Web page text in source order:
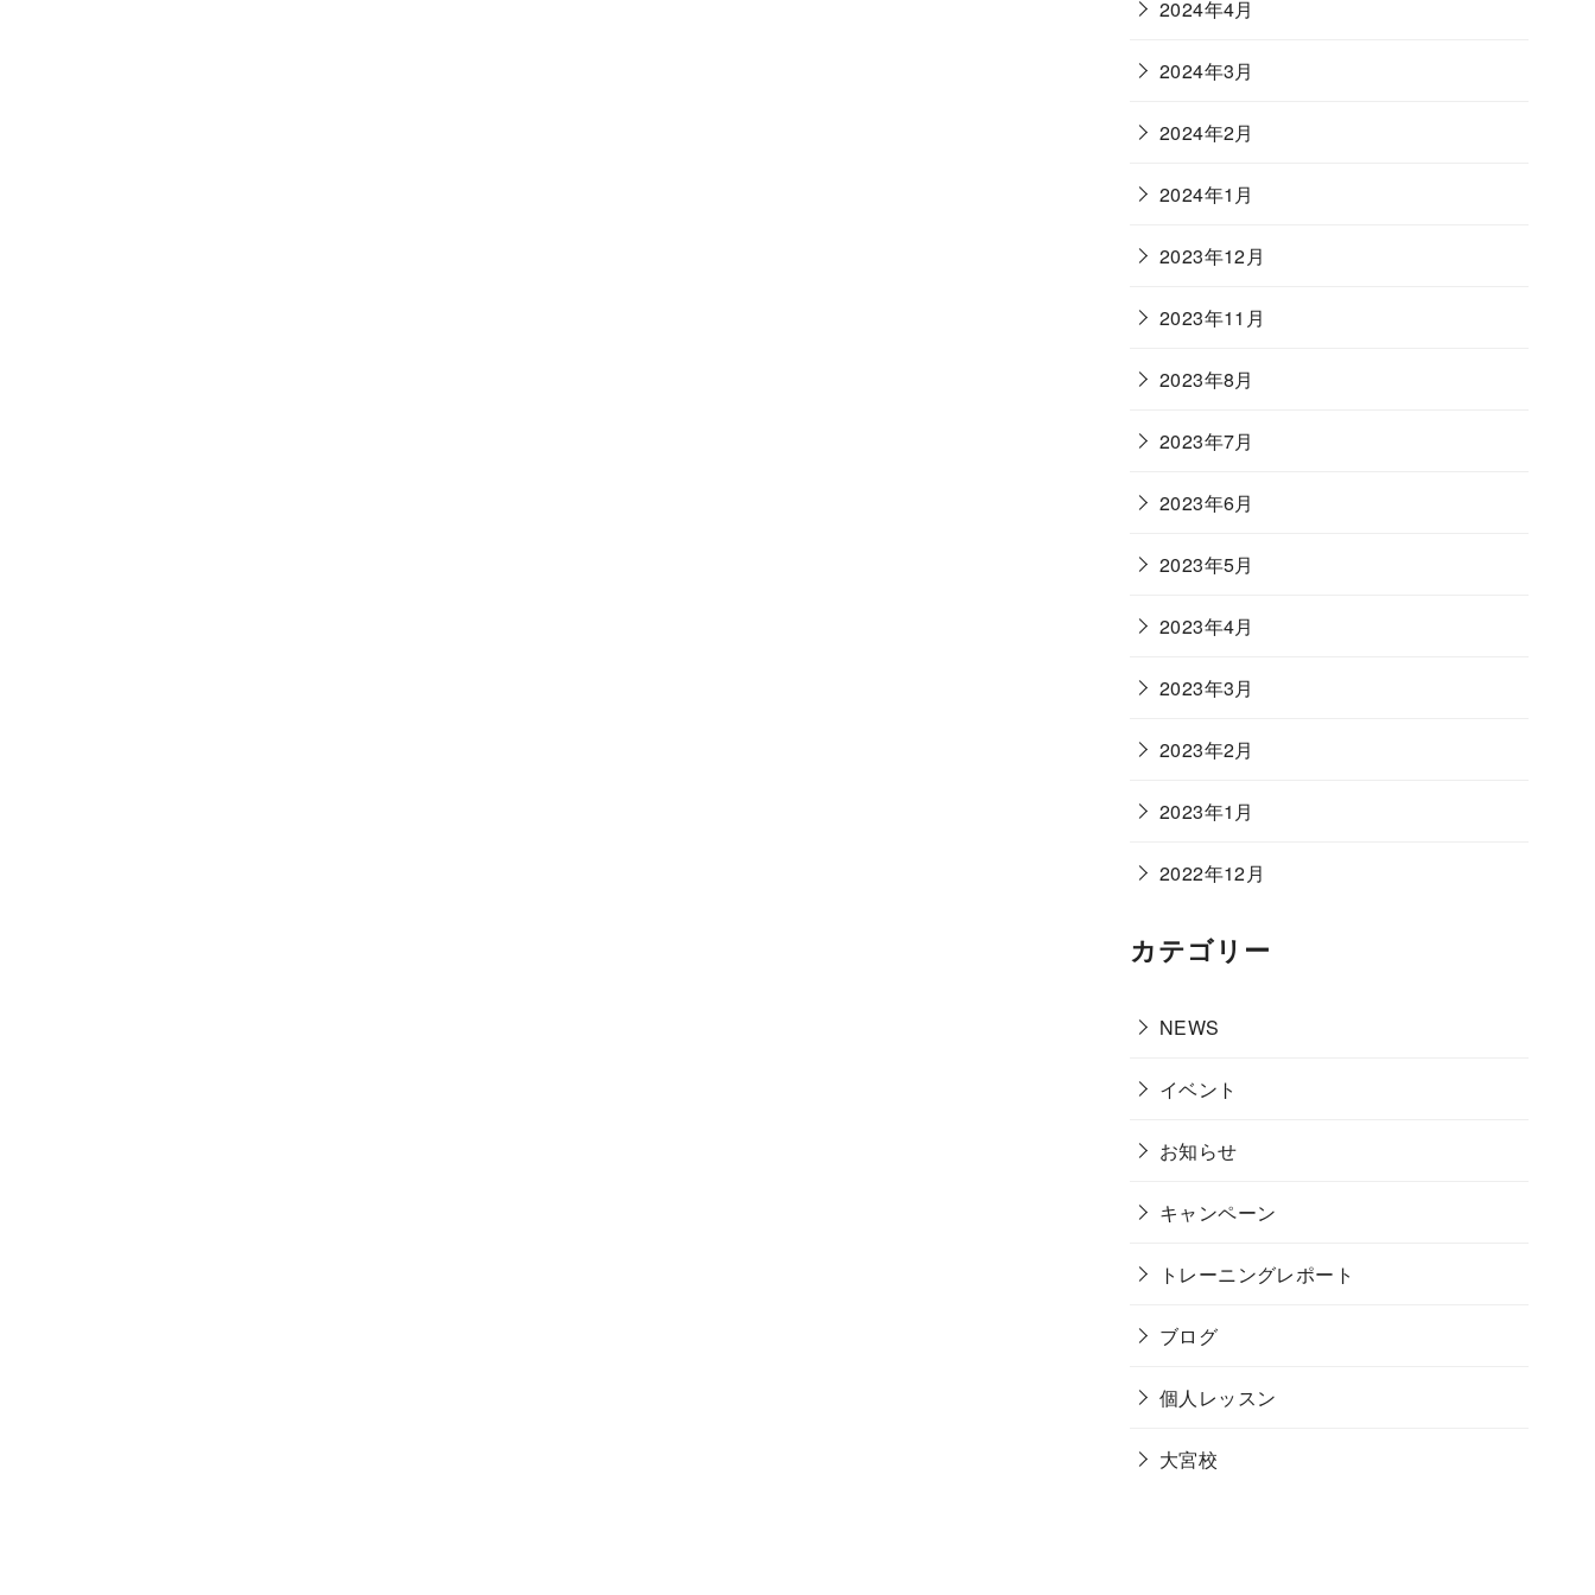
2024年4月
2024年3月
2024年2月
2024年1月
2023年12月
2023年11月
2023年8月
2023年7月
2023年6月
2023年5月
2023年4月
2023年3月
2023年2月
2023年1月
2022年12月
カテゴリー
NEWS
イベント
お知らせ
キャンペーン
トレーニングレポート
ブログ
個人レッスン
大宮校